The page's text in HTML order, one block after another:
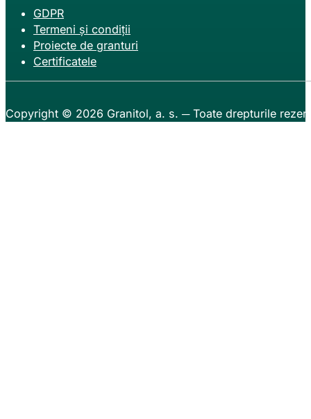
GDPR
Termeni și condiții
Proiecte de granturi
Certificatele
Copyright © 2026 Granitol, a. s. ─ Toate drepturile